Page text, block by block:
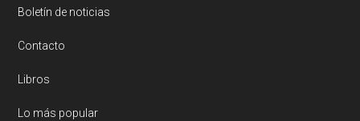
Boletín de noticias
Contacto
Libros
Lo más popular